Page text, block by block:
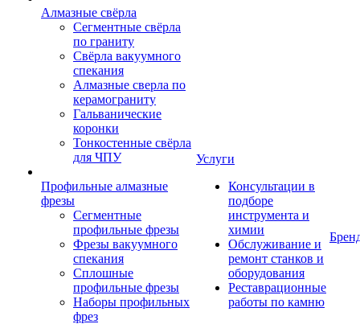
Алмазные свёрла
Сегментные свёрла
по граниту
Свёрла вакуумного
спекания
Алмазные сверла по
керамограниту
Гальванические
коронки
Тонкостенные свёрла
для ЧПУ
Профильные алмазные
фрезы
Сегментные
профильные фрезы
Фрезы вакуумного
спекания
Сплошные
профильные фрезы
Наборы профильных
фрез
Услуги
Консультации в
подборе
инструмента и
химии
Обслуживание и
ремонт станков и
оборудования
Реставрационные
работы по камню